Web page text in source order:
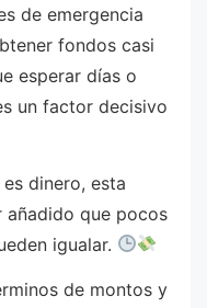
de emergencia
fondos casi
esperar días o
un factor decisivo
dinero, esta
añadido que pocos
igualar.
de montos y